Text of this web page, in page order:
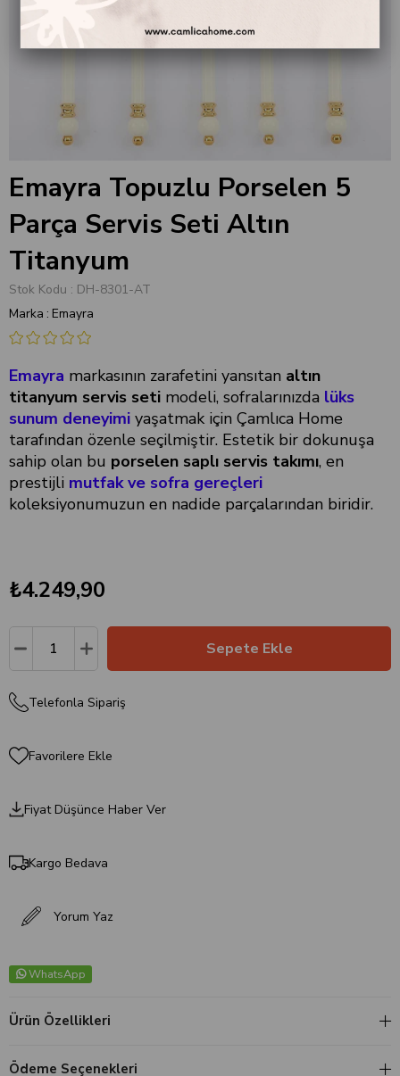
Emayra Topuzlu Porselen 5
Parça Servis Seti Altın
Titanyum
Stok Kodu
DH-8301-AT
Marka : Emayra
Emayra markasının zarafetini yansıtan altın
titanyum servis seti modeli, sofralarınızda lüks
sunum deneyimi yaşatmak için Çamlıca Home
tarafından özenle seçilmiştir. Estetik bir dokunuşa
sahip olan bu porselen saplı servis takımı, en
prestijli mutfak ve sofra gereçleri
koleksiyonumuzun en nadide parçalarından biridir.
₺4.249,90
Telefonla Sipariş
Favorilere Ekle
Fiyat Düşünce Haber Ver
Kargo Bedava
Yorum Yaz
WhatsApp
Ürün Özellikleri
Ödeme Seçenekleri